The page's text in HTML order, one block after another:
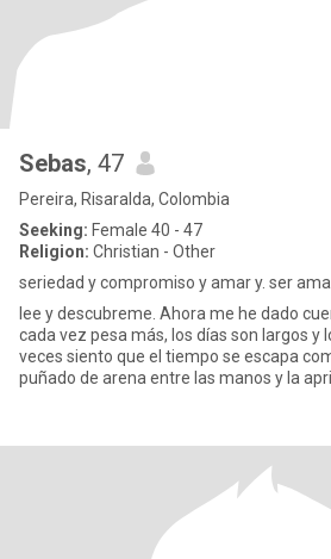
Sebas, 47
Pereira, Risaralda, Colombia
Seeking: Female 40 - 47
Religion: Christian - Other
seriedad y compromiso y amar y. ser
lee y descubreme. Ahora me he dado
cada vez pesa más, los días son largos y
veces siento que el tiempo se escapa
puñado de arena entre las manos y la